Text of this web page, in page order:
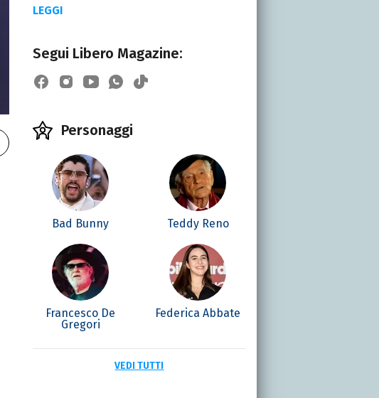
LEGGI
Segui Libero Magazine:
Personaggi
Bad Bunny Teddy Reno
Francesco De
Gregori
Federica Abbate
VEDI TUTTI